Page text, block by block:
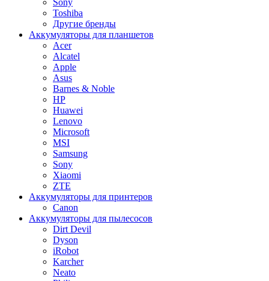
Toshiba
Другие бренды
Аккумуляторы для планшетов
Acer
Alcatel
Apple
Asus
Barnes & Noble
HP
Huawei
Lenovo
Microsoft
MSI
Samsung
Sony
Xiaomi
ZTE
Аккумуляторы для принтеров
Canon
Аккумуляторы для пылесосов
Dirt Devil
Dyson
iRobot
Karcher
Neato